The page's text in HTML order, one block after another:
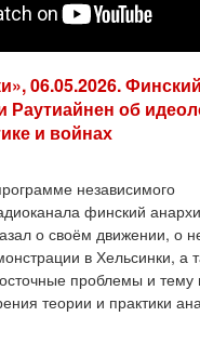
06.05.2026. Финский
Раутиайнен об
и войнах
независимого
финский
о своём движении, о
в Хельсинки, а
проблемы и тему
теории и практики